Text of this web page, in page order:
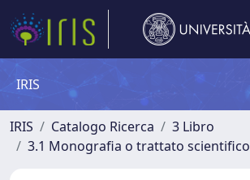
IRIS
IRIS Catalogo Ricerca
3 Libro
3.1 Monografia o trattato scientifico